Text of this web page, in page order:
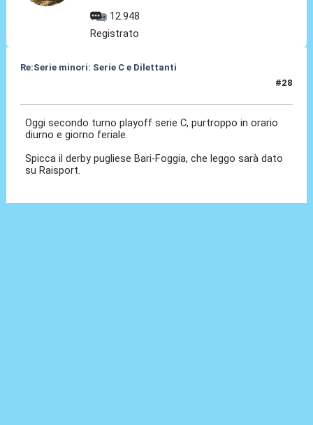
12.948
Registrato
Re:Serie minori: Serie C e Dilettanti
#28
Oggi secondo turno playoff serie C, purtroppo in orario
diurno e giorno feriale.
Spicca il derby pugliese Bari-Foggia, che leggo sarà dato
su Raisport.